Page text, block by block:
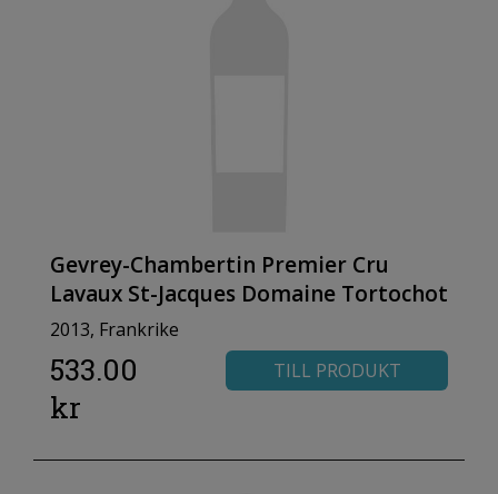
Gevrey-Chambertin Premier Cru
Lavaux St-Jacques Domaine Tortochot
2013, Frankrike
533.00
kr
TILL PRODUKT